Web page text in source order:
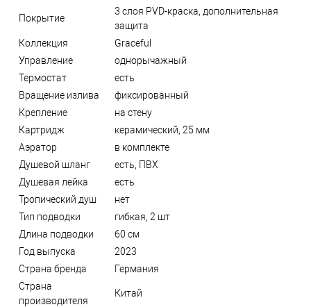
Покрытие
3 слоя PVD-краска, дополнительная
защита
Коллекция
Graceful
Управление
однорычажный
Термостат
есть
Вращение излива
фиксированный
Крепление
на стену
Картридж
керамический, 25 мм
Аэратор
в комплекте
Душевой шланг
есть, ПВХ
Душевая лейка
есть
Тропический душ
нет
Тип подводки
гибкая, 2 шт
Длина подводки
60 см
Год выпуска
2023
Страна бренда
Германия
Страна
производителя
Китай